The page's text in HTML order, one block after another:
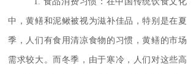
中，黄鳝和泥鳅被视为滋补佳品，特别是在夏
季，人们有食用清凉食物的习惯，黄鳝的市场
需求较大。而冬季，由于寒冷，人们对这些高